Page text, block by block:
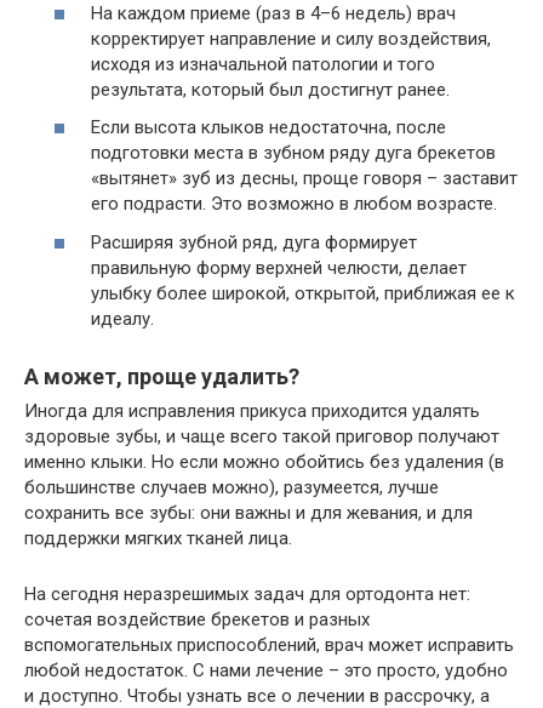
На каждом приеме (раз в 4–6 недель) врач
корректирует направление и силу воздействия,
исходя из изначальной патологии и того
результата, который был достигнут ранее.
Если высота клыков недостаточна, после
подготовки места в зубном ряду дуга брекетов
«вытянет» зуб из десны, проще говоря – заставит
его подрасти. Это возможно в любом возрасте.
Расширяя зубной ряд, дуга формирует
правильную форму верхней челюсти, делает
улыбку более широкой, открытой, приближая ее к
идеалу.
А может, проще удалить?
Иногда для исправления прикуса приходится удалять
здоровые зубы, и чаще всего такой приговор получают
именно клыки. Но если можно обойтись без удаления (в
большинстве случаев можно), разумеется, лучше
сохранить все зубы: они важны и для жевания, и для
поддержки мягких тканей лица.
На сегодня неразрешимых задач для ортодонта нет:
сочетая воздействие брекетов и разных
вспомогательных приспособлений, врач может исправить
любой недостаток. С нами лечение – это просто, удобно
и доступно. Чтобы узнать все о лечении в рассрочку, а